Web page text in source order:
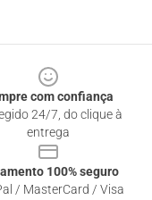
com confiança
24/7, do clique à
entrega
100% seguro
/ MasterCard / Visa